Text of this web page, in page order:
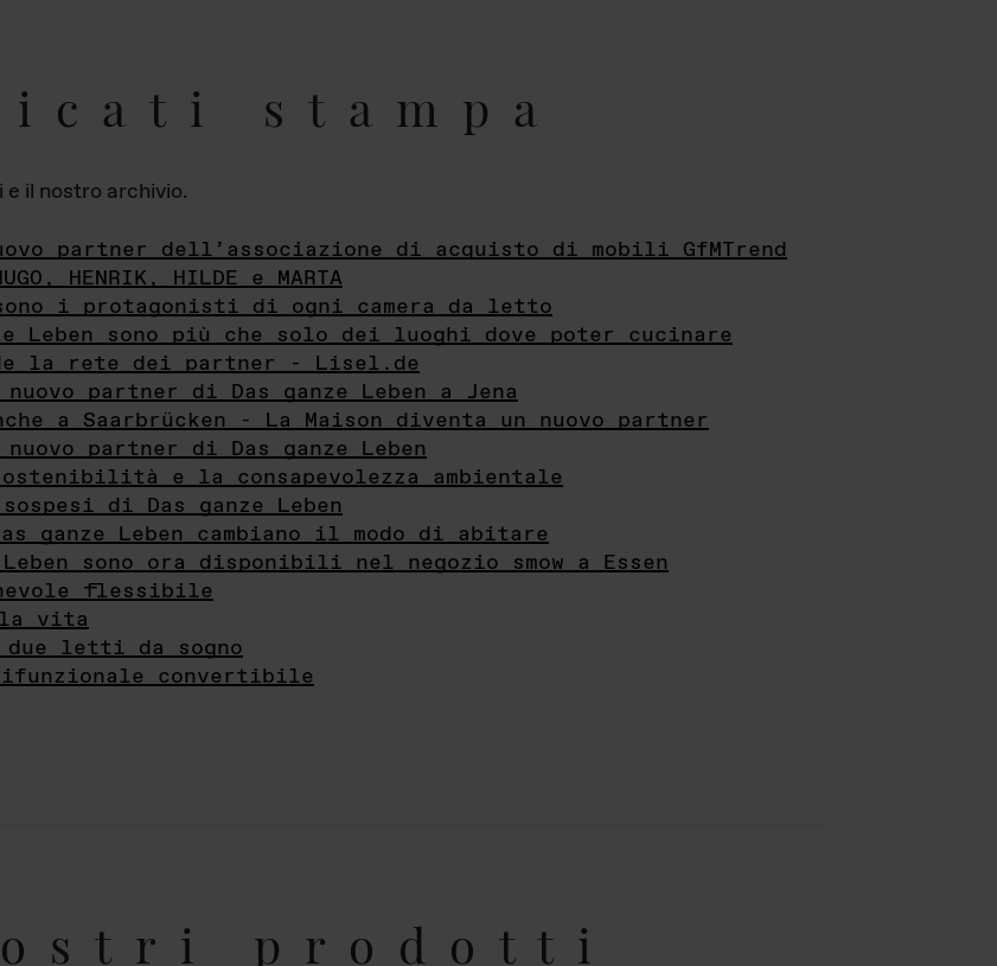
stampa
il nostro archivio.
partner dell’associazione di acquisto di mobili GfMTrend
HENRIK, HILDE e MARTA
sono i protagonisti di ogni camera da letto
Leben sono più che solo dei luoghi dove poter cucinare
la rete dei partner - Lisel.de
partner di Das ganze Leben a Jena
a Saarbrücken - La Maison diventa un nuovo partner
partner di Das ganze Leben
e la consapevolezza ambientale
di Das ganze Leben
ganze Leben cambiano il modo di abitare
sono ora disponibili nel negozio smow a Essen
flessibile
la vita
– due letti da sogno
convertibile
prodotti